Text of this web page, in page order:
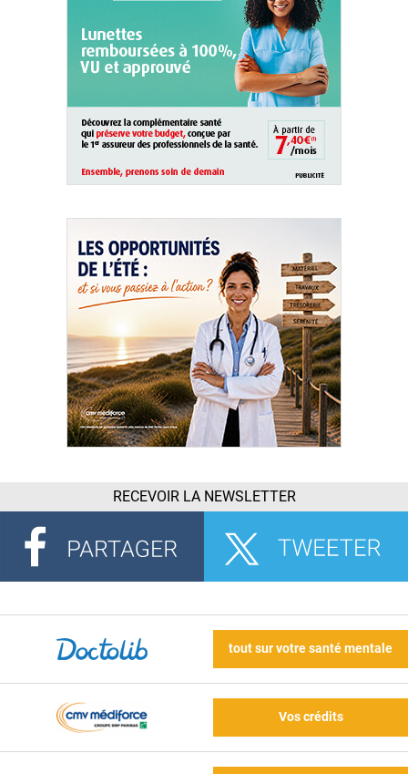
RECEVOIR LA NEWSLETTER
tout sur votre santé mentale
Vos crédits